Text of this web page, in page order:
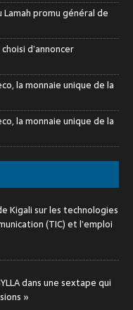
promu général de
d’annoncer
la monnaie unique de la
la monnaie unique de la
Kigali sur les technologies
(TIC) et l’emploi
dans une sextape qui
»